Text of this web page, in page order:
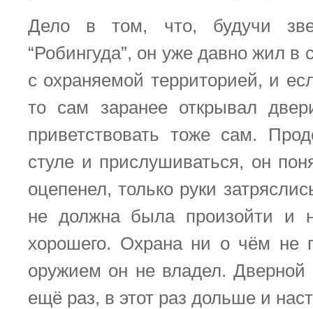
Дело в том, что, будучи
“Робингуда”, он уже давно жил в
с охраняемой территорией, и
то сам заранее открывал
приветствовать тоже сам.
стуле и прислушиваться, он
оцепенел, только руки
не должна была произойти и
хорошего. Охрана ни о чём не
оружием он не владел. Дверной
ещё раз, в этот раз дольше и